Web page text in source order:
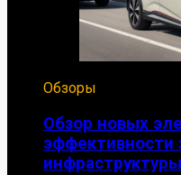
Обзоры
Обзор новых
эффективности